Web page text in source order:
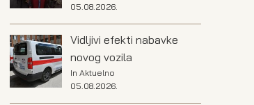
05.08.2026.
Vidljivi efekti nabavke
novog vozila
In Aktuelno
05.08.2026.